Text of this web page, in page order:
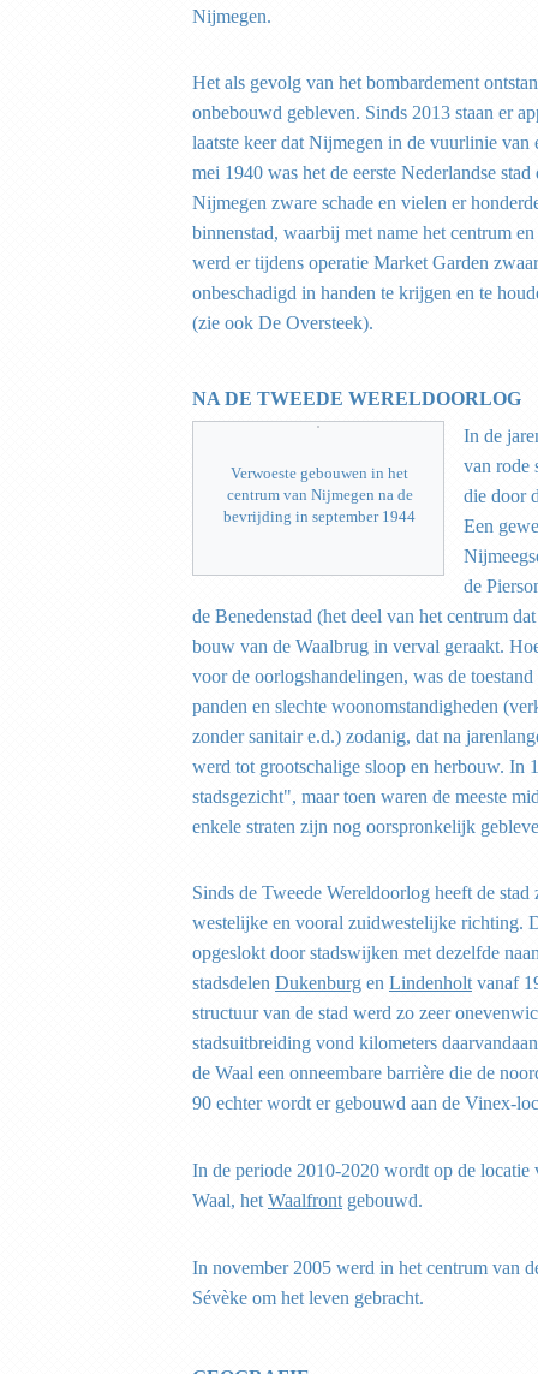
Nijmegen.
Het als gevolg van het bombardement
onbebouwd gebleven. Sinds 2013 staan er
laatste keer dat Nijmegen in de vuurlinie
mei 1940 was het de eerste Nederlandse
Nijmegen zware schade en vielen er
binnenstad, waarbij met name het centrum
werd er tijdens operatie Market Garden
onbeschadigd in handen te krijgen en te
(zie ook De Oversteek).
NA DE TWEEDE WERELDOORLOG
Verwoeste gebouwen in het
centrum van Nijmegen na de
bevrijding in september 1944
In de
van rode
die door
Een
de
de Benedenstad (het deel van het centrum
bouw van de Waalbrug in verval geraakt.
voor de oorlogshandelingen, was de
panden en slechte woonomstandigheden
zonder sanitair e.d.) zodanig, dat na
werd tot grootschalige sloop en herbouw. In
stadsgezicht", maar toen waren de meeste
enkele straten zijn nog oorspronkelijk
Sinds de Tweede Wereldoorlog heeft de
westelijke en vooral zuidwestelijke richting.
opgeslokt door stadswijken met dezelfde
stadsdelen Dukenburg en Lindenholt vanaf
structuur van de stad werd zo zeer
stadsuitbreiding vond kilometers
de Waal een onneembare barrière die de
90 echter wordt er gebouwd aan de Vinex-
In de periode 2010-2020 wordt op de
Waal, het Waalfront gebouwd.
In november 2005 werd in het centrum van
Sévèke om het leven gebracht.